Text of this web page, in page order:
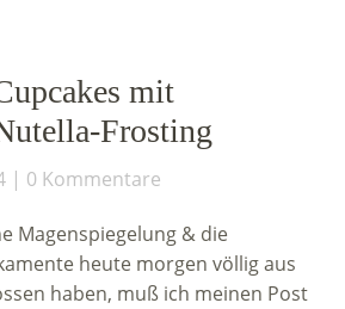
mit
Frosting
0 Kommentare
Magenspiegelung & die
heute morgen völlig aus
haben, muß ich meinen Post